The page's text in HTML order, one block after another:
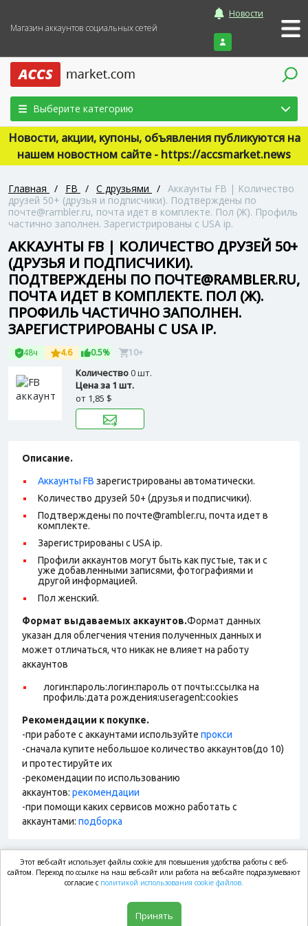
Магазин аккаунтов социальных сетей
Новости
Войти
Выберите категорию
Новости, акции, купоны, объявления публикуются на
нашем новостном сайте - https://accsmarket.news
Главная / FB / С друзьями / Аккаунты FB | Количество
друзей 50+ (друзья и подписчики). Подтверждены по
почте@rambler.ru, почта идет в комплекте. Пол (Ж). Профиль
частично заполнен. Зарегистрированы с USA ip.
АККАУНТЫ FB | КОЛИЧЕСТВО ДРУЗЕЙ 50+
(ДРУЗЬЯ И ПОДПИСЧИКИ).
ПОДТВЕРЖДЕНЫ ПО ПОЧТЕ@RAMBLER.RU,
ПОЧТА ИДЕТ В КОМПЛЕКТЕ. ПОЛ (Ж).
ПРОФИЛЬ ЧАСТИЧНО ЗАПОЛНЕН.
ЗАРЕГИСТРИРОВАНЫ С USA IP.
48ч 4.6 0.5% 10+
Количество0 шт.
Цена за 1 шт.
от 1,85 $
Описание.
Аккаунты FB зарегистрированы автоматически.
Количество друзей 50+ (друзья и подписчики).
Подтверждены по почте@rambler.ru, почта идет в
комплекте.
Зарегистрированы с USA ip.
Профили аккаунтов могут быть как пустые, так и с
уже добавленными записями, фотографиями и
другой информацией.
Пол женский.
Формат выдаваемых аккаунтов.Формат данных
указан для облегчения чтения полученных данных и
может отличаться, что никак не влияет на работу
аккаунтов
логин:пароль:логин:пароль от почты:ссылка на
профиль:дата рождения:useragent:cookies
Рекомендации к покупке.
-при работе с аккаунтами используйте прокси
-сначала купите небольшое количество аккаунтов(до 10)
и протестируйте их
-рекомендации по использованию
аккаунтов: рекомендации
-при помощи каких сервисов можно работать с
аккаунтами: подборка
market.com
Этот веб-сайт использует файлы cookie для повышения удобства работы с веб-
сайтом. Переход по ссылке на наш веб-сайт или работа на веб-сайте подразумевают
согласие с политикой использования cookie файлов.
Принять